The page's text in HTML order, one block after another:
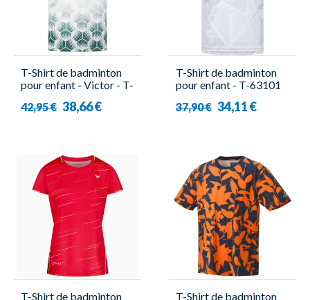
T-Shirt de badminton
pour enfant - Victor - T-
42,95 € 38,66 €
T-Shirt de badminton
pour enfant - T-63101
37,90 € 34,11 €
T-Shirt de badminton
T-Shirt de badminton